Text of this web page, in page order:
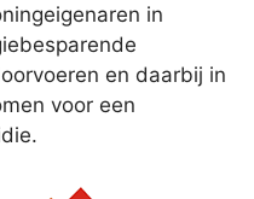
in
en daarbij in
voor een